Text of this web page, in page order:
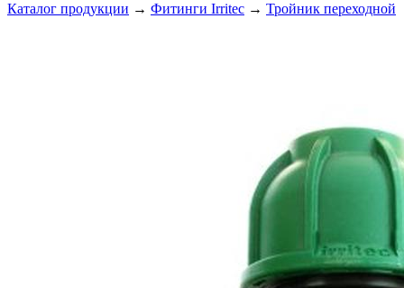
Каталог продукции → Фитинги Irritec → Тройник переходной